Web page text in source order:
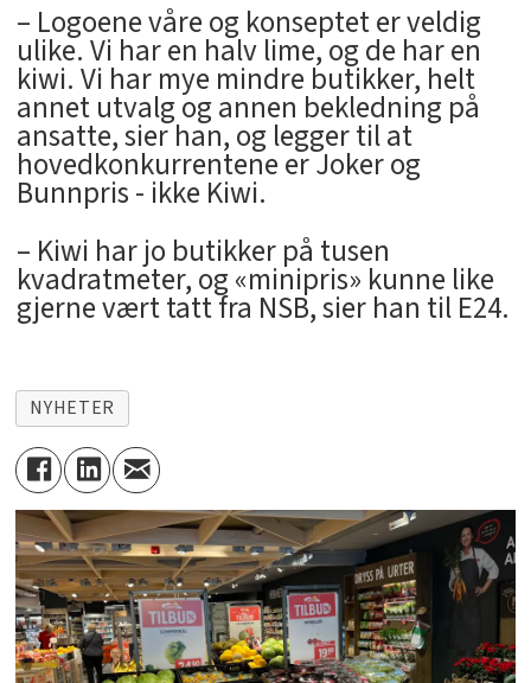
– Logoene våre og konseptet er veldig
ulike. Vi har en halv lime, og de har en
kiwi. Vi har mye mindre butikker, helt
annet utvalg og annen bekledning på
ansatte, sier han, og legger til at
hovedkonkurrentene er Joker og
Bunnpris - ikke Kiwi.
– Kiwi har jo butikker på tusen
kvadratmeter, og «minipris» kunne like
gjerne vært tatt fra NSB, sier han til E24.
NYHETER